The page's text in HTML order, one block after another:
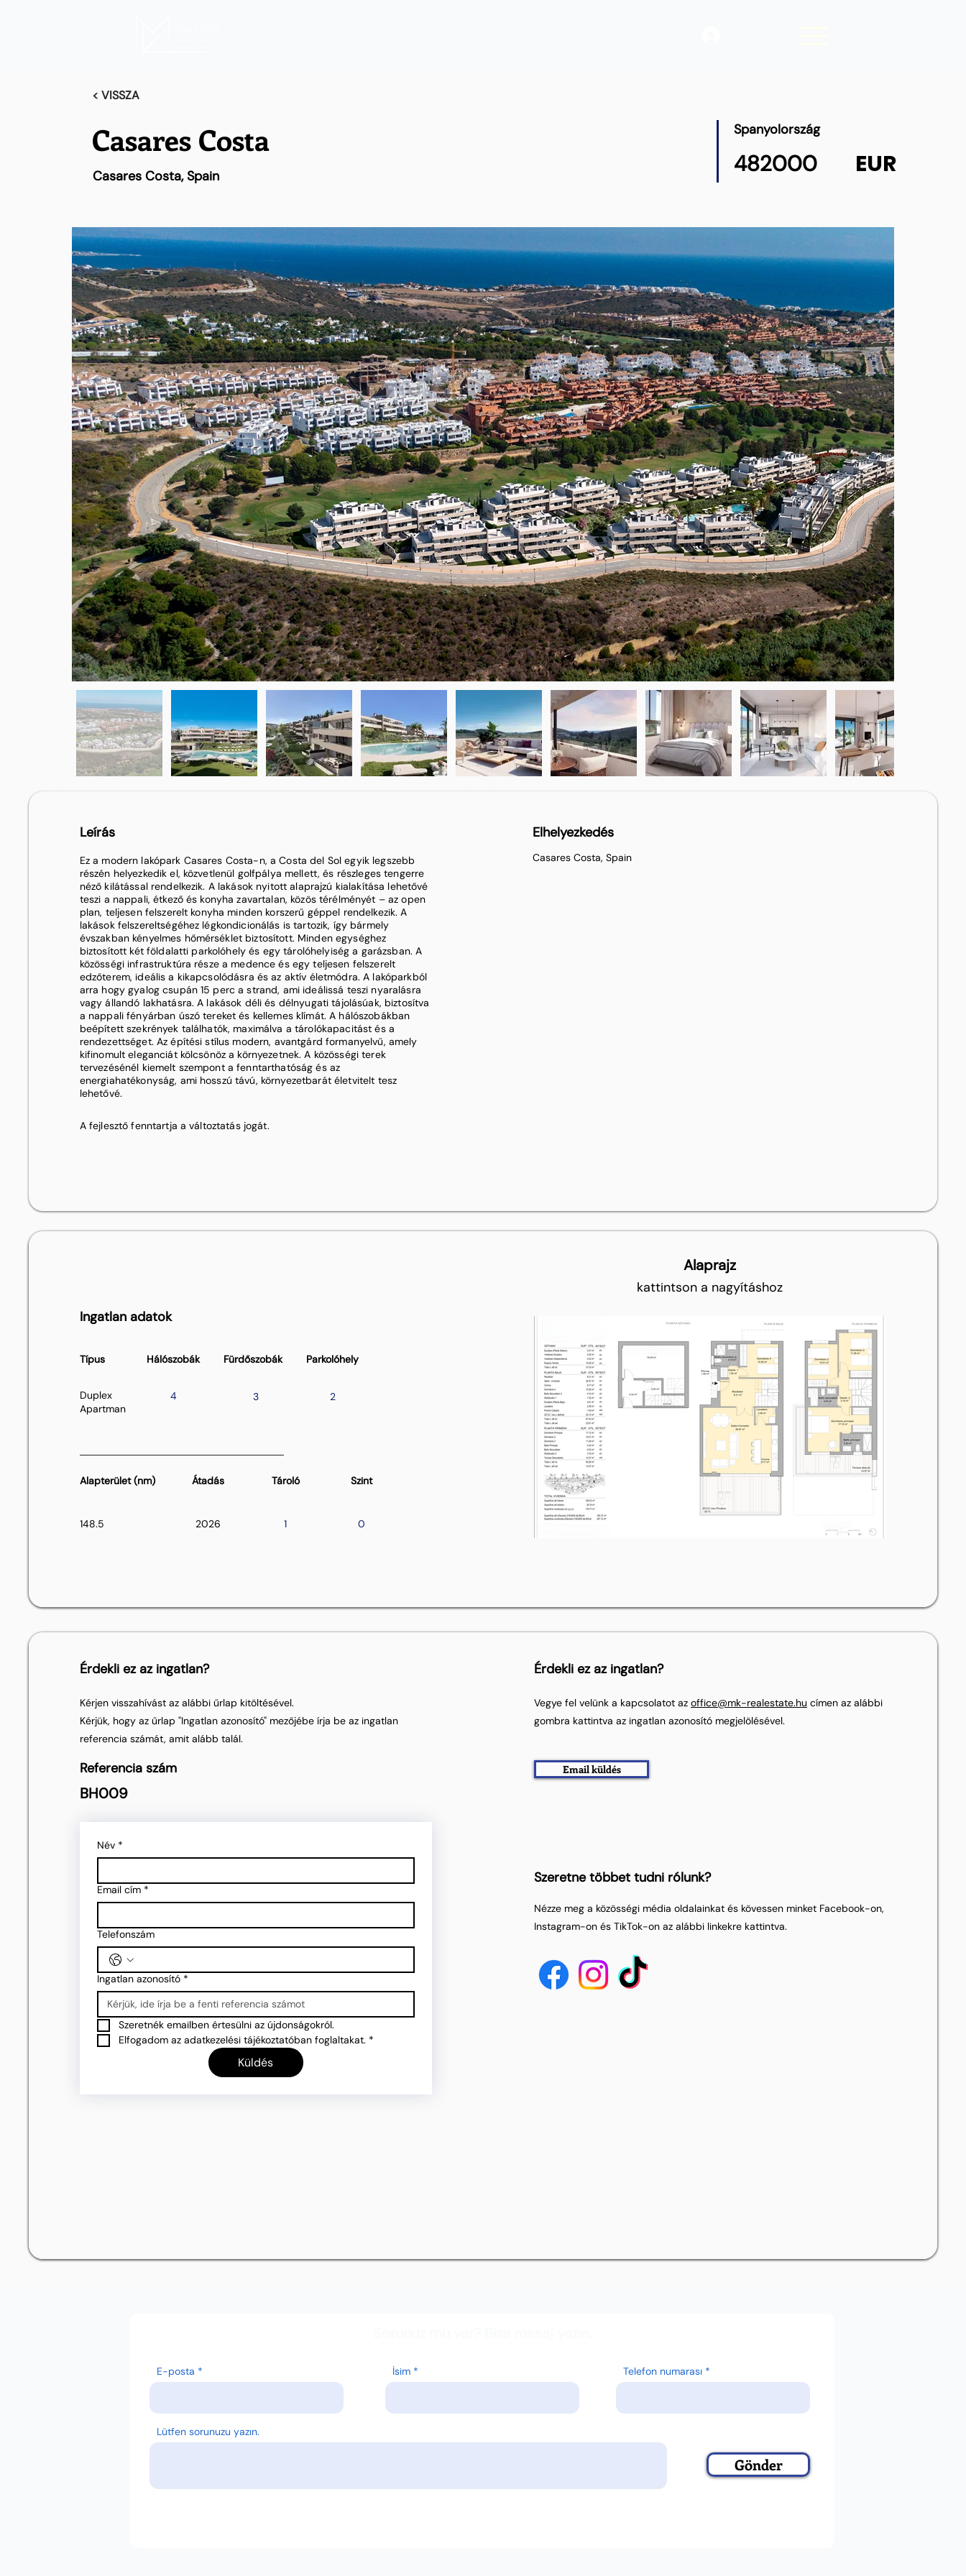
< VISSZA
Casares Costa
Casares Costa, Spain
Spanyolország
482000 EUR
Leírás
Ez a modern lakópark Casares Costa-n, a Costa del Sol egyik legszebb
részén helyezkedik el, közvetlenül golfpálya mellett, és részleges tengerre
néző kilátással rendelkezik. A lakások nyitott alaprajzú kialakítása lehetővé
teszi a nappali, étkező és konyha zavartalan, közös térélményét – az open
plan, teljesen felszerelt konyha minden korszerű géppel rendelkezik. A
lakások felszereltségéhez légkondicionálás is tartozik, így bármely
évszakban kényelmes hőmérséklet biztosított. Minden egységhez
biztosított két földalatti parkolóhely és egy tárolóhelyiség a garázsban. A
közösségi infrastruktúra része a medence és egy teljesen felszerelt
edzőterem, ideális a kikapcsolódásra és az aktív életmódra. A lakóparkból
arra hogy gyalog csupán 15 perc a strand, ami ideálissá teszi nyaralásra
vagy állandó lakhatásra. A lakások déli és délnyugati tájolásúak, biztosítva
a nappali fényárban úszó tereket és kellemes klímát. A hálószobákban
beépített szekrények találhatók, maximálva a tárolókapacitást és a
rendezettséget. Az építési stílus modern, avantgárd formanyelvű, amely
kifinomult eleganciát kölcsönöz a környezetnek. A közösségi terek
tervezésénél kiemelt szempont a fenntarthatóság és az
energiahatékonyság, ami hosszú távú, környezetbarát életvitelt tesz
lehetővé.
A fejlesztő fenntartja a változtatás jogát.
Elhelyezkedés
Casares Costa, Spain
Ingatlan adatok
Típus Hálószobák
Duplex
Apartman
4
Fürdőszobák
3
Parkolóhely
2
Alapterület (nm) Átadás Tároló
148.5 2026 1
Szint
0
Alaprajz
kattintson a nagyításhoz
Érdekli ez az ingatlan?
Kérjen visszahívást az alábbi űrlap kitöltésével.
Kérjük, hogy az űrlap "Ingatlan azonosító" mezőjébe írja be az ingatlan
referencia számát, amit alább talál.
Referencia szám
BH009
Név *
Email cím *
Telefonszám
Ingatlan azonosító *
Szeretnék emailben értesülni az újdonságokról.
Elfogadom az adatkezelési tájékoztatóban foglaltakat. *
Küldés
Érdekli ez az ingatlan?
Vegye fel velünk a kapcsolatot az office@mk-realestate.hu címen az alábbi
gombra kattintva az ingatlan azonosító megjelölésével.
Email küldés
Szeretne többet tudni rólunk?
Nézze meg a közösségi média oldalainkat és kövessen minket Facebook-on,
Instagram-on és TikTok-on az alábbi linkekre kattintva.
E-posta İsim Telefon numarası
Lütfen sorunuzu yazın.
Gönder